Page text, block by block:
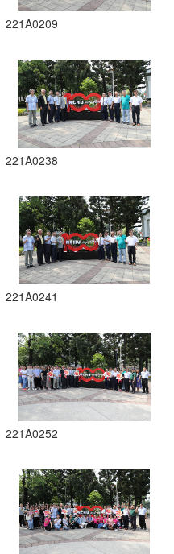
221A0209
221A0238
221A0241
221A0252